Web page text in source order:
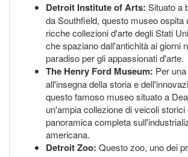
Detroit Institute of Arts: Situato a
da Southfield, questo museo ospita
ricche collezioni d'arte degli Stati
che spaziano dall'antichità ai giorni
paradiso per gli appassionati d'arte.
The Henry Ford Museum: Per
all'insegna della storia e
questo famoso museo situato a
un'ampia collezione di veicoli storici
panoramica completa
americana.
Detroit Zoo: Questo zoo, uno dei